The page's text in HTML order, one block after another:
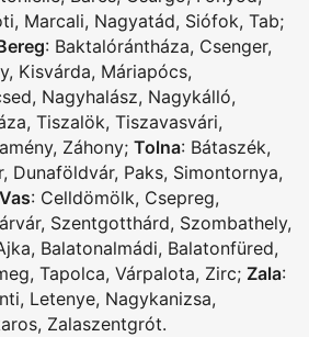
, Marcali, Nagyatád, Siófok, Tab;
: Baktalórántháza, Csenger,
, Kisvárda, Máriapócs,
, Nagyhalász, Nagykálló,
, Tiszalök, Tiszavasvári,
, Záhony; Tolna: Bátaszék,
, Dunaföldvár, Paks, Simontornya,
Vas: Celldömölk, Csepreg,
, Szentgotthárd, Szombathely,
, Balatonalmádi, Balatonfüred,
, Tapolca, Várpalota, Zirc; Zala:
, Letenye, Nagykanizsa,
, Zalaszentgrót.